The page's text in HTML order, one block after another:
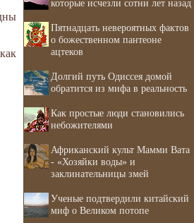
которые исчезли сотни лет назад
Пятнадцать невероятных фактов
о божественном пантеоне
ацтеков
Долгий путь Одиссея домой
обратится из мифа в реальность
Как простые люди становились
небожителями
Африканский культ Мамми Вата
- «Хозяйки воды» и
заклинательницы змей
Ученые подтвердили китайский
миф о Великом потопе